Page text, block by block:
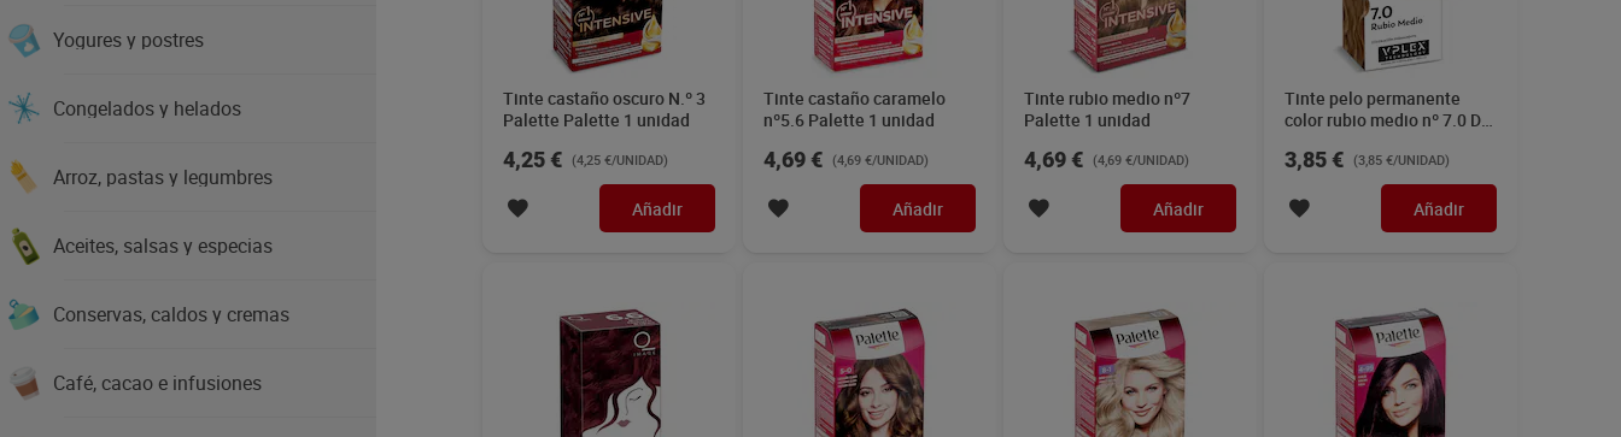
Yogures y postres
Congelados y helados
Arroz, pastas y legumbres
Aceites, salsas y especias
Conservas, caldos y cremas
Café, cacao e infusiones
Tinte castaño oscuro N.º 3
Palette Palette 1 unidad
4,25 € (4,25 €/UNIDAD)
Añadir
Tinte castaño caramelo
nº5.6 Palette 1 unidad
4,69 € (4,69 €/UNIDAD)
Añadir
Tinte rubio medio nº7
Palette 1 unidad
4,69 € (4,69 €/UNIDAD)
Añadir
Tinte pelo permanente
color rubio medio nº 7.0 Dia
3,85 € (3,85 €/UNIDAD)
Añadir